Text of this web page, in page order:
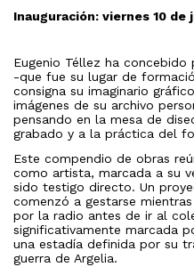
Inauguración: viernes 10 de
Eugenio Téllez ha
-que fue su lugar de
consigna su imaginario
imágenes de su archivo
pensando en la mesa de
grabado y a la práctica del
Este compendio de obras
como artista, marcada a su
sido testigo directo. Un
comenzó a gestarse
por la radio antes de ir al
significativamente marcada
una estadía definida por su
guerra de Argelia.